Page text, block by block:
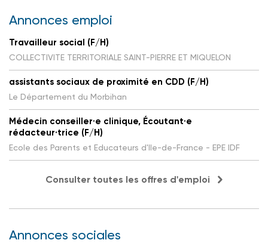
Annonces emploi
Travailleur social (F/H)
COLLECTIVITE TERRITORIALE SAINT-PIERRE ET MIQUELON
assistants sociaux de proximité en CDD (F/H)
Le Département du Morbihan
Médecin conseiller·e clinique, Écoutant·e
rédacteur·trice (F/H)
Ecole des Parents et Educateurs d'Ile-de-France - EPE IDF
Consulter toutes les offres d'emploi
Annonces sociales